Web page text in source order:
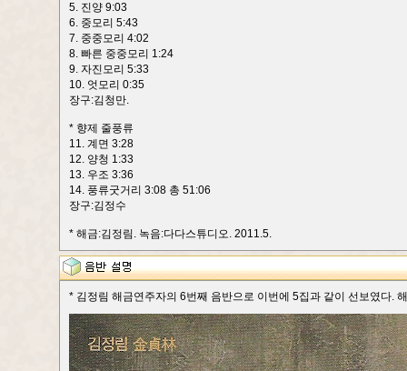
5. 진양 9:03
6. 중모리 5:43
7. 중중모리 4:02
8. 빠른 중중모리 1:24
9. 자진모리 5:33
10. 엇모리 0:35
장구:김청만.
* 향제 줄풍류
11. 계면 3:28
12. 양청 1:33
13. 우조 3:36
14. 풍류굿거리 3:08 총 51:06
장구:김정수
* 해금:김정림. 녹음:다다스튜디오. 2011.5.
* 김정림 해금연주자의 6번째 음반으로 이번에 5집과 같이 선보였다.